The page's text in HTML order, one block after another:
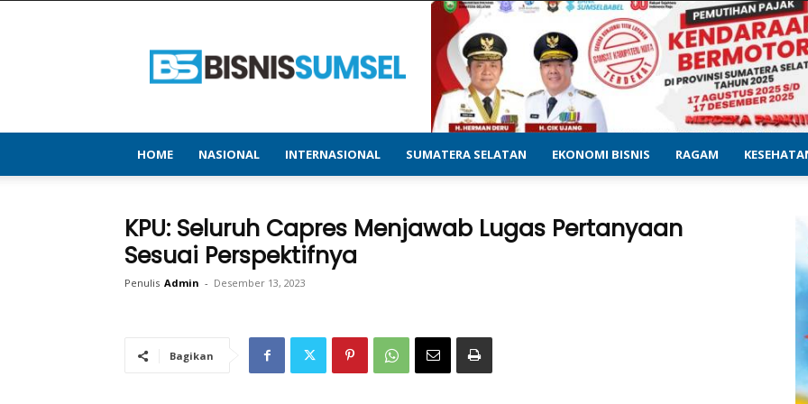
–
Menyajikan
&
Terupdate
HOME NASIONAL INTERNASIONAL SUMATERA SELATAN EKONOMI BISNIS RAGAM
KPU: Seluruh Capres Menjawab Lugas Pertanyaan
Sesuai Perspektifnya
Penulis Admin - Desember 13, 2023
Bagikan